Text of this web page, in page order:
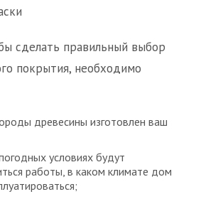
сделать правильный выбор
покрытия, необходимо
древесины изготовлен ваш
условиях будут
работы, в каком климате дом